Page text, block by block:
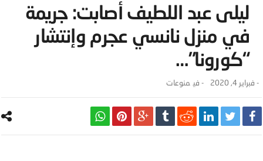
ليلى عبد اللطيف أصابت: جريمة
في منزل نانسي عجرم وإنتشار
“كورونا”…
- فبراير 4, 2020 - ‎في منوعات